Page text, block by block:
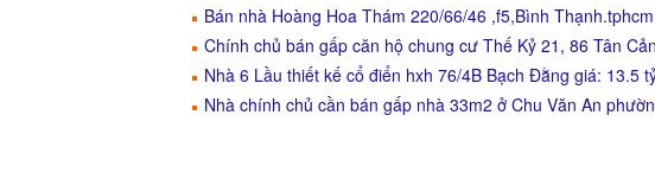
Bán nhà Hoàng Hoa Thám 220/66/46 ,f5,Bình
Chính chủ bán gấp căn hộ chung cư Thế Kỷ 21, 86 Tân
Nhà 6 Lầu thiết kế cổ điển hxh 76/4B Bạch Đằng giá: 13.5
Nhà chính chủ cần bán gấp nhà 33m2 ở Chu Văn An